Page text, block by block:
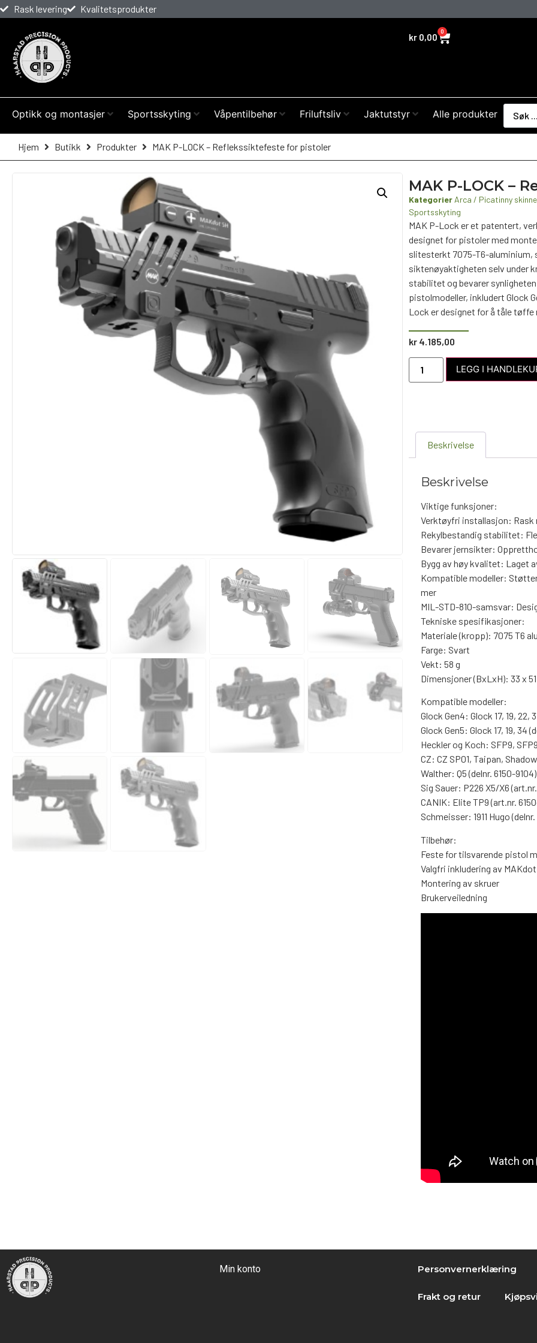
Rask levering Kvalitetsprodukter
kr 0,00
0
Optikk og montasjer Sportsskyting Våpentilbehør Friluftsliv Jaktutstyr Alle produkter
Hjem Butikk Produkter MAK P-LOCK – Reflekssiktefeste for pistoler
MAK P-LOCK –
Kategorier Arca / Picatinny
Sportsskyting
MAK P-Lock er et patentert,
designet for pistoler med
slitesterkt 7075-T6-aluminium,
siktenøyaktigheten selv under
stabilitet og bevarer
pistolmodeller, inkludert Glock
Lock er designet for å tåle tøffe
kr 4.185,00
LEGG I
Beskrivelse
Beskrivelse
Viktige funksjoner:
Verktøyfri installasjon:
Rekylbestandig stabilitet:
Bevarer jernsikter:
Bygg av høy kvalitet: Laget
Kompatible modeller: Støtter
mer
MIL-STD-810-samsvar:
Tekniske spesifikasjoner:
Materiale (kropp): 7075 T6
Farge: Svart
Vekt: 58 g
Dimensjoner (BxLxH): 33 x
Kompatible modeller:
Glock Gen4: Glock 17, 19, 22,
Glock Gen5: Glock 17, 19, 34
Heckler og Koch: SFP9,
CZ: CZ SP01, Taipan,
Walther: Q5 (delnr. 6150-9104)
Sig Sauer: P226 X5/X6
CANIK: Elite TP9 (art.nr.
Schmeisser: 1911 Hugo
Tilbehør:
Feste for tilsvarende pistol
Valgfri inkludering av MAKdot
Montering av skruer
Brukerveiledning
Min konto Personvernerklæring
Frakt og retur